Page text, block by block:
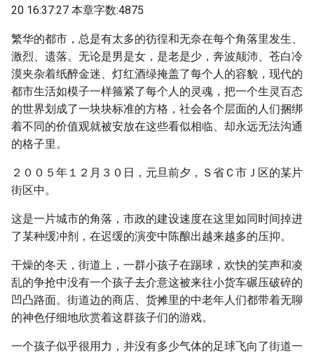
20 16:37:27 本章字数:4875
繁华的都市，总是有太多的彷徨和无奈在每个角落里发生、
激烈、遗落。无论是男是女，是老是少，奔波颠沛、苍白冷
漠夹杂着纸醉金迷、灯红酒绿掩盖了每个人的容貌，现代的
都市生活如模子一样箍紧了每个人的灵魂，把一个生灵百态
的世界划成了一块块标准的方格，社会各个层面的人们捆绑
着不同的价值观就被安放在这些看似相临、却永远无法沟通
的格子里。
２００５年１２月３０日，元旦前夕，Ｓ省Ｃ市Ｊ区的某片
街区中。
这是一片城市的角落，市政的建设速度在这里如同时间掉进
了某种缓冲剂，在迟缓的演变中陈酿出越来越多的压抑。
干燥的冬天，街道上，一群小孩子在踢球，欢快的笑声和凌
乱的争抢中没有一个孩子去介意这被来往小货车碾压破碎的
凹凸路面。街道边的商店、货摊里的中老年人们都带着无聊
的神色仔细地欣赏着这群孩子们的游戏。
一个孩子似乎很用力，并没有多少气体的足球飞向了街道一